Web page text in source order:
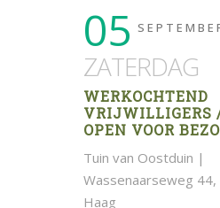
05
ZATERDAG
WERKOCHTEND
VRIJWILLIGERS
OPEN VOOR
Tuin van Oostduin |
Wassenaarseweg 44,
Haag